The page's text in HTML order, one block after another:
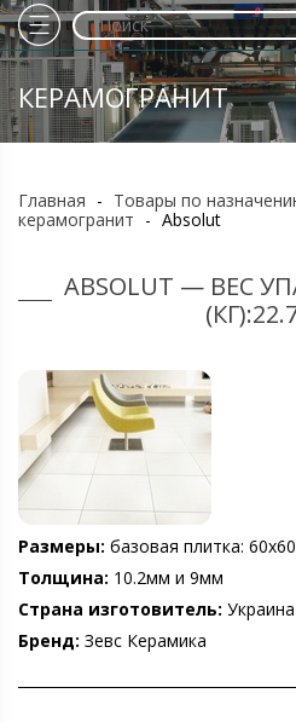
КЕРАМОГРАНИТ
Главная - Товары по
керамогранит - Absolut
ABSOLUT — ВЕС
Размеры: базовая плитка:
Толщина: 10.2мм и 9мм
Страна изготовитель: Украина
Бренд: Зевс Керамика